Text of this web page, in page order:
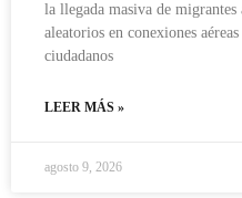
la llegada masiva de
aleatorios en conexiones
ciudadanos
LEER MÁS »
agosto 9, 2026